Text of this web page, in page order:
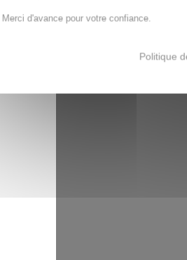
Merci d'avance pour votre confiance.
Politique